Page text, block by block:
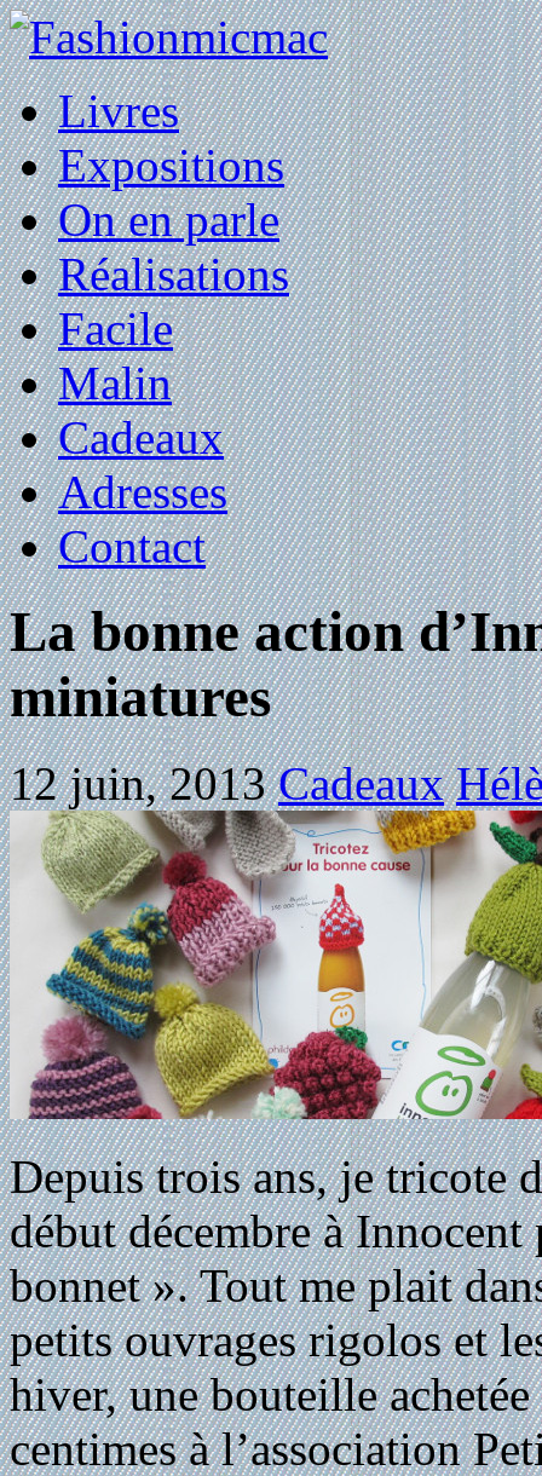
Livres
Expositions
On en parle
Réalisations
Facile
Malin
Cadeaux
Adresses
Contact
La bonne action
miniatures
12 juin, 2013 Cadeaux
Depuis trois ans, je tricote
début décembre à
bonnet ». Tout me plait
petits ouvrages rigolos et
hiver, une bouteille
centimes à l’association